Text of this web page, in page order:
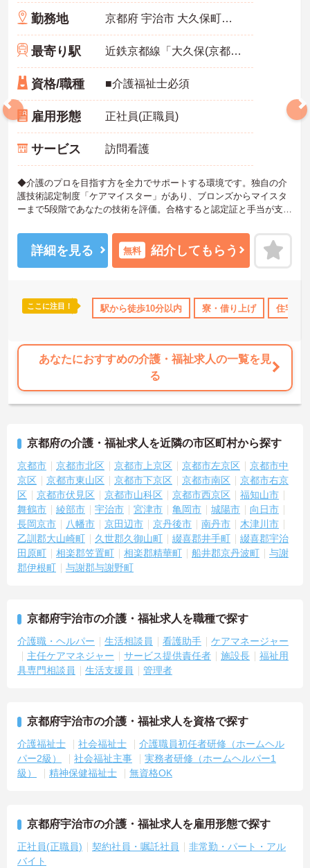
住宅手当・補助 資格取得サポート 研修制度あり
勤務地 京都府 宇治市 大久保町北ノ山77-5
最寄り駅 近鉄京都線「大久保(京都)駅」徒歩6分
資格/職種 ■介護福祉士必須
雇用形態 正社員(正職員)
サービス 訪問看護
◆介護のプロを目指す方を全力でサポートする環境です。独自の介
護技術認定制度「ケアマイスター」があり、ブロンズからマイスタ
ーまで5段階であなたの技術を評価。合格すると認定証と手当が支給
◆スタッフ同士の繋がりを大切にするため「サンクスバッジ」とい
う素敵な制度を導入しています。スマホやパソコンから、部署や施
設を超えた仲間に「ありがとう」のバッジを送り合う仕組みで、毎
い雰囲気の職場です。また、「もっとこうしたら良くなるかも！」
という現場の小さなアイデアを大切にしており、入社1日目から誰で
上につながるため、やりがいを持って仕事に取り組めます。
詳細を見る 無料 紹介してもらう
ここに注目！ 駅から徒歩10分以内 寮・借り上げ 住宅手
あなたにおすすめの介護・福祉求人の一覧を見
る
京都府の介護・福祉求人を近隣の市区町村から探す
京都市 京都市北区 京都市上京区 京都市左京区
京都市中
京区
京都市東山区 京都市下京区 京都市南区
京都市右京
区
京都市伏見区 京都市山科区 京都市西京区
福知山市
舞鶴市
綾部市 宇治市 宮津市 亀岡市 城陽市
向日市
長岡京市
八幡市 京田辺市 京丹後市 南丹市
木津川市
乙訓郡大山崎町
久世郡久御山町 綴喜郡井手町
綴喜郡宇治
田原町
相楽郡笠置町 相楽郡精華町 船井郡京丹波町
与謝
郡伊根町
与謝郡与謝野町
京都府宇治市の介護・福祉求人を職種で探す
介護職・ヘルパー 生活相談員 看護助手
ケアマネージャー
主任ケアマネジャー
サービス提供責任者 施設長
福祉用
具専門相談員
生活支援員 管理者
京都府宇治市の介護・福祉求人を資格で探す
介護福祉士 社会福祉士
介護職員初任者研修（ホームヘル
パー2級）
社会福祉主事
実務者研修（ホームヘルパー1
級）
精神保健福祉士 無資格OK
京都府宇治市の介護・福祉求人を雇用形態で探す
正社員(正職員) 契約社員・嘱託社員
非常勤・パート・アル
バイト